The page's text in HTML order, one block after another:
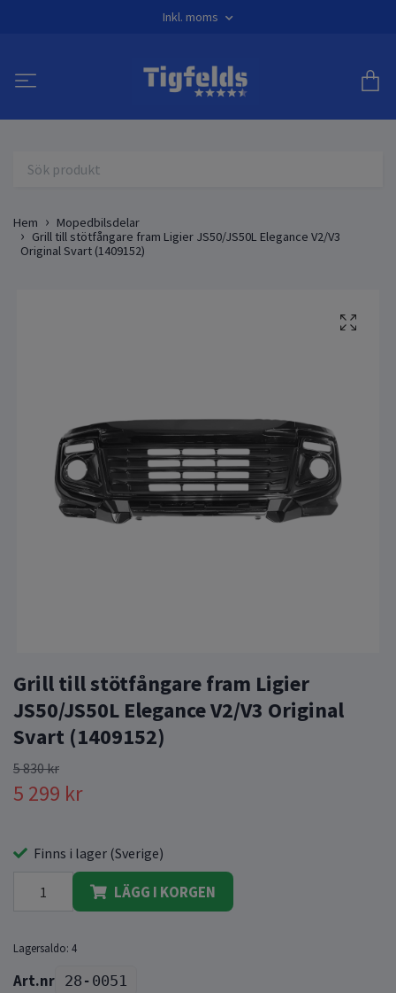
Inkl. moms
Hem
Mopedbilsdelar
Grill till stötfångare fram Ligier JS50/JS50L Elegance V2/V3
Original Svart (1409152)
Grill till stötfångare fram Ligier
JS50/JS50L Elegance V2/V3 Original
Svart (1409152)
5 830 kr
5 299 kr
Finns i lager (Sverige)
LÄGG I KORGEN
Lagersaldo: 4
28-0051